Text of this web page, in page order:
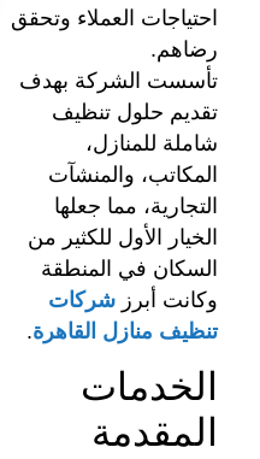
احتياجات العملاء وتحقق
رضاهم.
تأسست الشركة بهدف
تقديم حلول تنظيف
شاملة للمنازل،
المكاتب، والمنشآت
التجارية، مما جعلها
الخيار الأول للكثير من
السكان في المنطقة
وكانت أبرز شركات
تنظيف منازل القاهرة.
الخدمات
المقدمة